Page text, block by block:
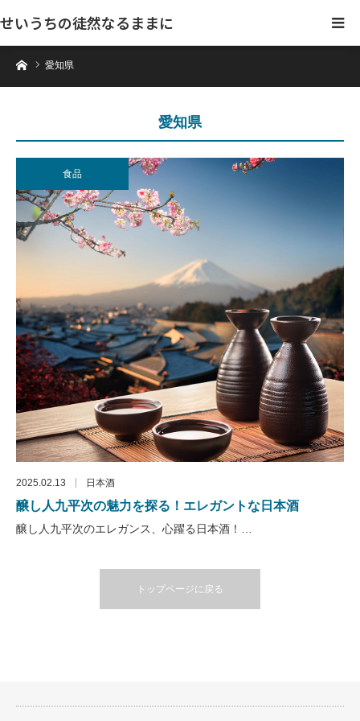
せいうちの徒然なるままに
ホーム愛知県
愛知県
食品
2025.02.13 日本酒
醸し人九平次の魅力を探る！エレガントな日本酒
醸し人九平次のエレガンス、心躍る日本酒！…
トップページに戻る